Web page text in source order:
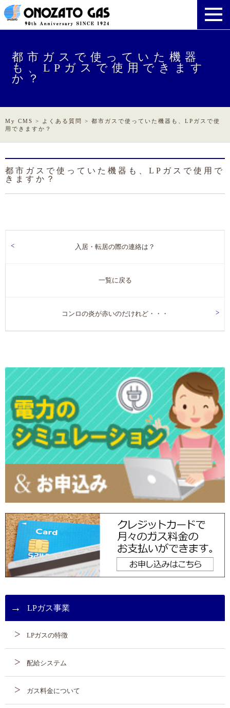
都市ガスで使っていた機器
も、LPガスで使用できます
か？
My CMS > よくある質問 > 都市ガスで使っていた機器も、LPガスで使
用できますか？
都市ガスで使っていた機器も、LPガスで使用で
きますか？
入居・転居の際の連絡は？
一覧に戻る
コンロの炎が赤いのだけれど・・・
LPガス事業
LPガスの特徴
配給システム
ガス料金について